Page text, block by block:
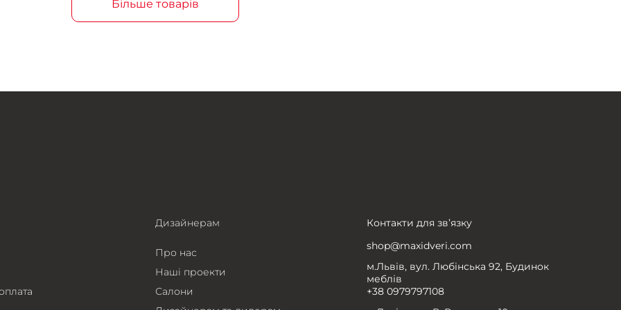
Більше товарів
Дизайнерам
Про нас
Наші проекти
Салони
Контакти для зв’язку
shop@maxidveri.com
м.Львів, вул. Любінська 92, Будинок
меблів
+38 0979797108